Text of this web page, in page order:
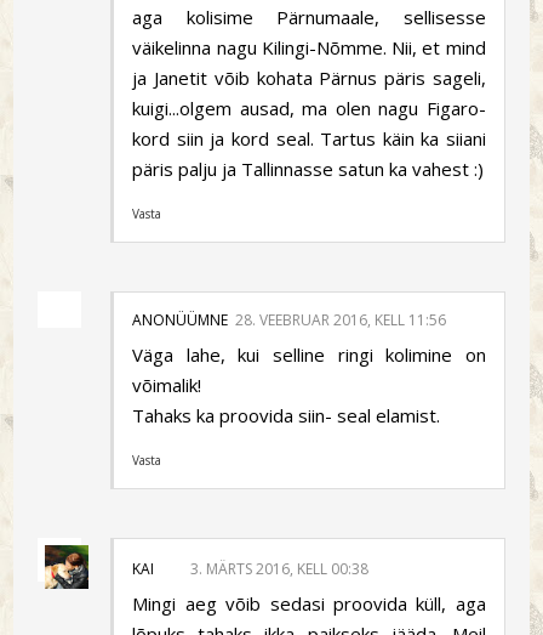
aga kolisime Pärnumaale, sellisesse
väikelinna nagu Kilingi-Nõmme. Nii, et mind
ja Janetit võib kohata Pärnus päris sageli,
kuigi...olgem ausad, ma olen nagu Figaro-
kord siin ja kord seal. Tartus käin ka siiani
päris palju ja Tallinnasse satun ka vahest :)
Vasta
ANONÜÜMNE 28. VEEBRUAR 2016, KELL 11:56
Väga lahe, kui selline ringi kolimine on
võimalik!
Tahaks ka proovida siin- seal elamist.
Vasta
KAI 3. MÄRTS 2016, KELL 00:38
Mingi aeg võib sedasi proovida küll, aga